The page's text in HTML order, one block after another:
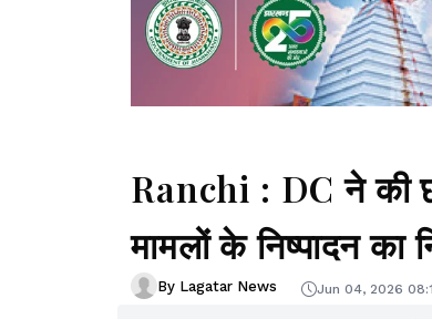
Ranchi : DC ने की
मामलों के निष्पादन का
By Lagatar News Jun 04, 2026